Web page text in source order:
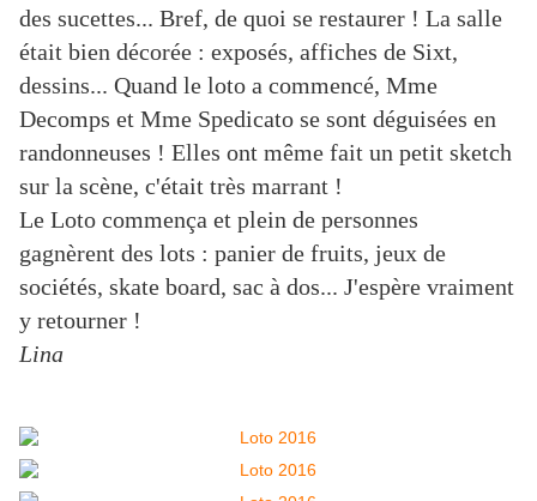
des sucettes... Bref, de quoi se restaurer ! La salle
était bien décorée : exposés, affiches de Sixt,
dessins... Quand le loto a commencé, Mme
Decomps et Mme Spedicato se sont déguisées en
randonneuses ! Elles ont même fait un petit sketch
sur la scène, c'était très marrant !
Le Loto commença et plein de personnes
gagnèrent des lots : panier de fruits, jeux de
sociétés, skate board, sac à dos... J'espère vraiment
y retourner !
Lina